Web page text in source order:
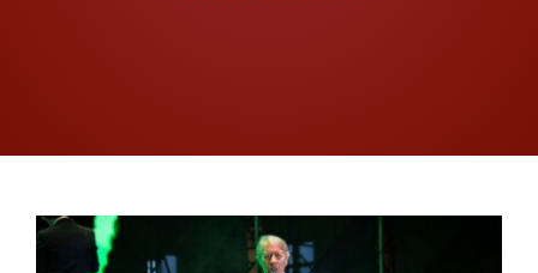
View